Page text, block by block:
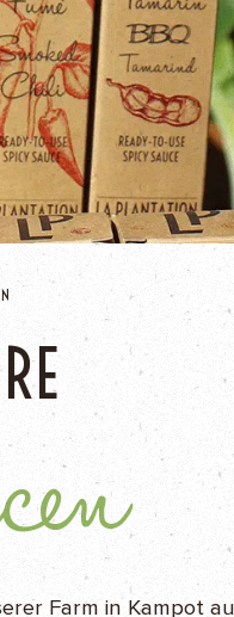
Farm in Kampot